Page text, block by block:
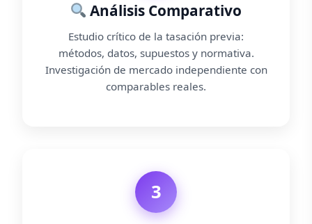
Análisis Comparativo
Estudio crítico de la tasación previa:
métodos, datos, supuestos y normativa.
Investigación de mercado independiente con
comparables reales.
3